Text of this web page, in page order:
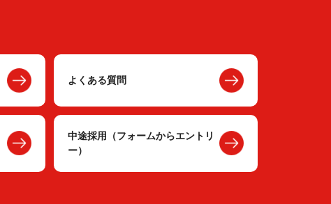
よくある質問
中途採用（フォームからエントリ
ー）